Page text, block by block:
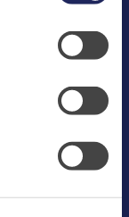
und unserem
Wir
Um
Sie bitte